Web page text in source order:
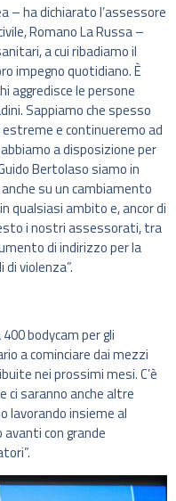
– ha dichiarato l’assessore
Romano La Russa –
a cui ribadiamo il
impegno quotidiano. È
aggredisce le persone
Sappiamo che spesso
e continueremo ad
a disposizione per
Bertolaso siamo in
su un cambiamento
qualsiasi ambito e, ancor di
i nostri assessorati, tra
di indirizzo per la
violenza”.
bodycam per gli
a cominciare dai mezzi
nei prossimi mesi.C’è
ci saranno anche altre
lavorando insieme al
con grande